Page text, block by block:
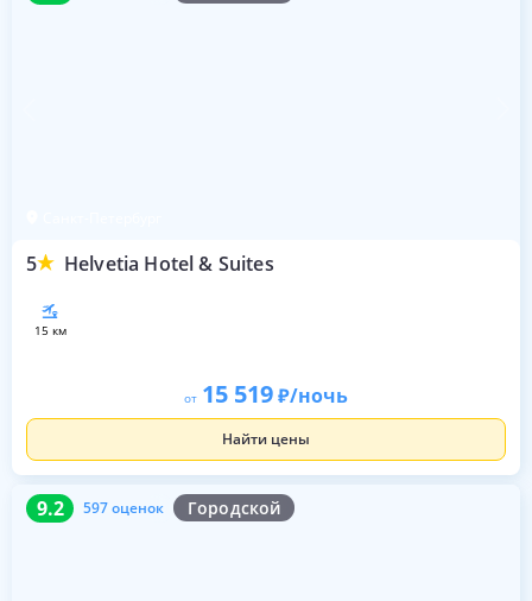
5 Helvetia Hotel & Suites
15 км
от 15 519 /ночь
Найти цены
9.2 597 оценок Городской
9.2 597 оценок